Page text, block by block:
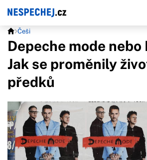
Češi
Depeche mode
Jak se proměnily
předků